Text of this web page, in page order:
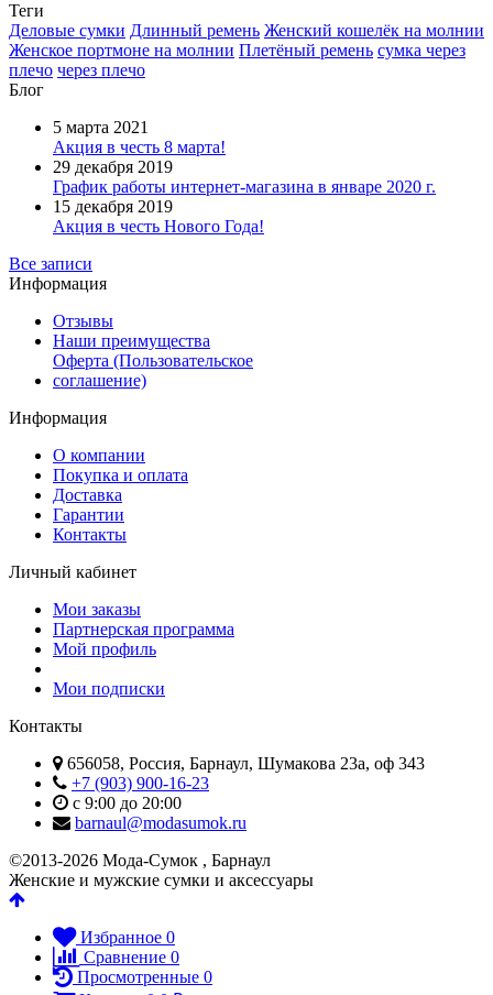
Теги
Деловые сумки Длинный ремень Женский кошелёк на молнии
Женское портмоне на молнии Плетёный ремень сумка через
плечо через плечо
Блог
5 марта 2021
Акция в честь 8 марта!
29 декабря 2019
График работы интернет-магазина в январе 2020 г.
15 декабря 2019
Акция в честь Нового Года!
Все записи
Информация
Отзывы
Наши преимущества
Оферта (Пользовательское
соглашение)
Информация
О компании
Покупка и оплата
Доставка
Гарантии
Контакты
Личный кабинет
Мои заказы
Партнерская программа
Мой профиль
Мои подписки
Контакты
656058, Россия, Барнаул, Шумакова 23а, оф 343
+7 (903) 900-16-23
с 9:00 до 20:00
barnaul@modasumok.ru
©2013-2026 Мода-Сумок , Барнаул
Женские и мужские сумки и аксессуары
Избранное 0
Сравнение 0
Просмотренные 0